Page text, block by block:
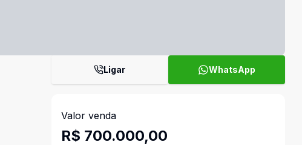
Ligar WhatsApp
Valor venda
R$ 700.000,00